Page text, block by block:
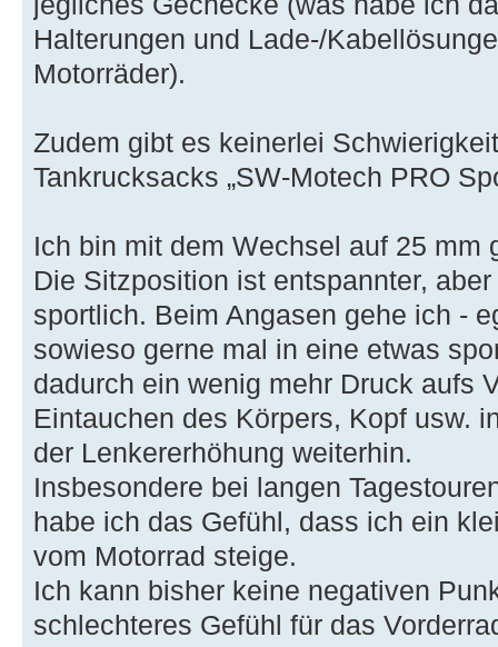
Halterungen und Lade-/
Motorräder).
Zudem gibt es keinerlei
Tankrucksacks „SW-Motech PRO
Ich bin mit dem Wechsel auf 25 mm
Die Sitzposition ist entspannter,
sportlich. Beim Angasen gehe ich -
sowieso gerne mal in eine etwas
dadurch ein wenig mehr Druck aufs
Eintauchen des Körpers, Kopf usw.
der Lenkererhöhung weiterhin.
Insbesondere bei langen
habe ich das Gefühl, dass ich ein
vom Motorrad steige.
Ich kann bisher keine negativen
schlechteres Gefühl für das